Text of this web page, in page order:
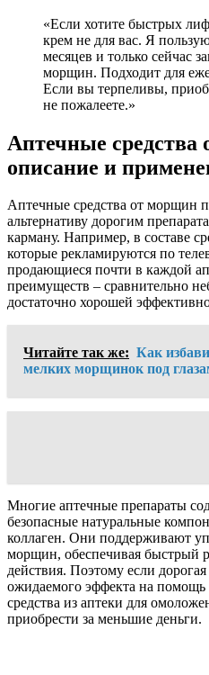
«Если хотите быстрых
крем не для вас. Я
месяцев и только сейчас
морщин. Подходит для
Если вы терпеливы,
не пожалеете.»
Аптечные
описание и
Аптечные средства от морщин
альтернативу дорогим
карману. Например, в составе
которые рекламируются по
продающиеся почти в каждой
преимуществ – сравнительно
достаточно хорошей
Читайте так же: Как
мелких морщинок под
Многие аптечные препараты
безопасные натуральные
коллаген. Они поддерживают
морщин, обеспечивая быстрый
действия. Поэтому если
ожидаемого эффекта на помощь
средства из аптеки для
приобрести за меньшие деньги.